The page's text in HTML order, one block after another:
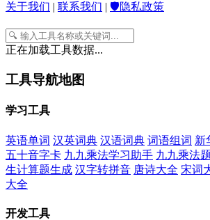
关于我们 | 联系我们 | 🛡️隐私政策
正在加载工具数据...
工具导航地图
学习工具
英语单词 汉英词典 汉语词典 词语组词 新
五十音字卡 九九乘法学习助手 九九乘法
生计算题生成 汉字转拼音 唐诗大全 宋词
大全
开发工具